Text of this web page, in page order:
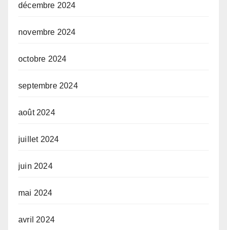
décembre 2024
novembre 2024
octobre 2024
septembre 2024
août 2024
juillet 2024
juin 2024
mai 2024
avril 2024